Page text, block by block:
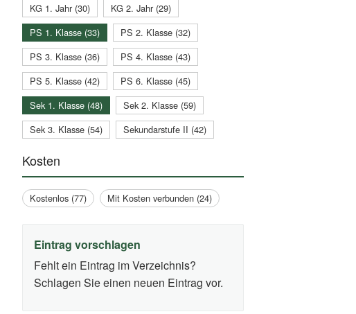
KG 1. Jahr (30)
KG 2. Jahr (29)
PS 1. Klasse (33)
PS 2. Klasse (32)
PS 3. Klasse (36)
PS 4. Klasse (43)
PS 5. Klasse (42)
PS 6. Klasse (45)
Sek 1. Klasse (48)
Sek 2. Klasse (59)
Sek 3. Klasse (54)
Sekundarstufe II (42)
Kosten
Kostenlos (77) Mit Kosten verbunden (24)
Eintrag vorschlagen
Fehlt ein Eintrag im Verzeichnis?
Schlagen Sie einen neuen Eintrag vor.